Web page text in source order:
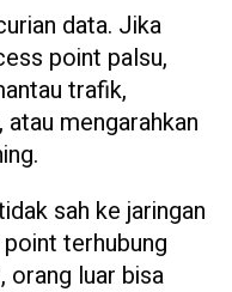
data. Jika
point palsu,
trafik,
mengarahkan
sah ke jaringan
terhubung
orang luar bisa